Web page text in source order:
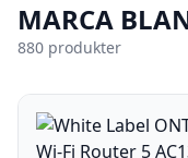
MARCA
880 produkter